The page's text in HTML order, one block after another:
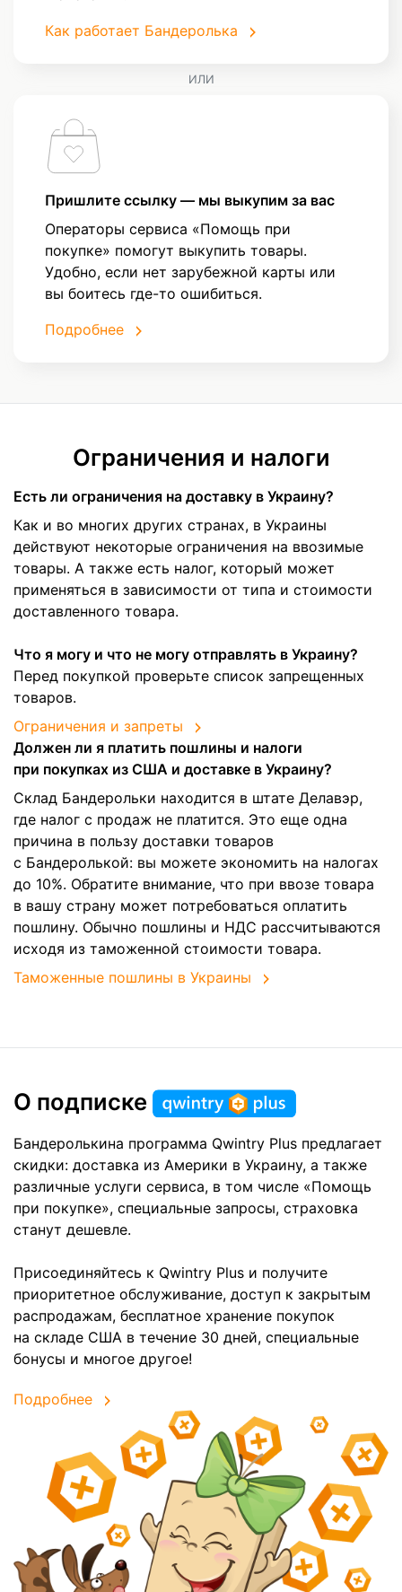
Как работает Бандеролька
ИЛИ
Пришлите ссылку — мы выкупим за вас
Операторы сервиса «Помощь при
покупке» помогут выкупить товары.
Удобно, если нет зарубежной карты или
вы боитесь где-то ошибиться.
Подробнее
Ограничения и налоги
Есть ли ограничения на доставку в Украину?
Как и во многих других странах, в Украины
действуют некоторые ограничения на ввозимые
товары. А также есть налог, который может
применяться в зависимости от типа и стоимости
доставленного товара.
Что я могу и что не могу отправлять в Украину?
Перед покупкой проверьте список запрещенных
товаров.
Ограничения и запреты
Должен ли я платить пошлины и налоги
при покупках из США и доставке в Украину?
Склад Бандерольки находится в штате Делавэр,
где налог с продаж не платится. Это еще одна
причина в пользу доставки товаров
с Бандеролькой: вы можете экономить на налогах
до 10%. Обратите внимание, что при ввозе товара
в вашу страну может потребоваться оплатить
пошлину. Обычно пошлины и НДС рассчитываются
исходя из таможенной стоимости товара.
Таможенные пошлины в Украины
О подписке
Бандеролькина программа Qwintry Plus предлагает
скидки: доставка из Америки в Украину, а также
различные услуги сервиса, в том числе «Помощь
при покупке», специальные запросы, страховка
станут дешевле.
Присоединяйтесь к Qwintry Plus и получите
приоритетное обслуживание, доступ к закрытым
распродажам, бесплатное хранение покупок
на складе США в течение 30 дней, специальные
бонусы и многое другое!
Подробнее